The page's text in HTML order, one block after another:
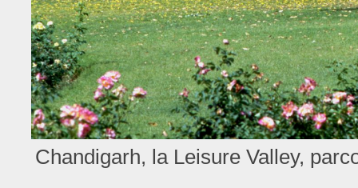
Chandigarh, la Leisure Valley,